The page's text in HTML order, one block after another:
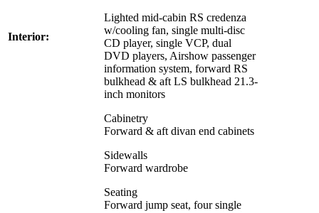
Interior:
Lighted mid-cabin RS credenza
w/cooling fan, single multi-disc
CD player, single VCP, dual
DVD players, Airshow passenger
information system, forward RS
bulkhead & aft LS bulkhead 21.3-
inch monitors
Cabinetry
Forward & aft divan end cabinets
Sidewalls
Forward wardrobe
Seating
Forward jump seat, four single